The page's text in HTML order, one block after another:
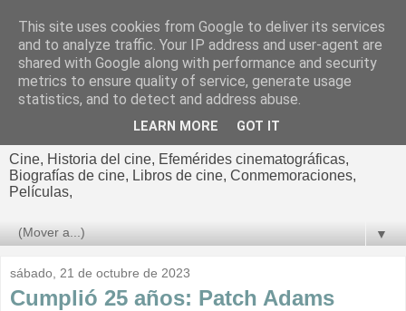
El cultural
cinematográfico de Jorge
Cine, Historia del cine, Efemérides cinematográficas,
Biografías de cine, Libros de cine, Conmemoraciones,
Películas,
▼
sábado, 21 de octubre de 2023
Cumplió 25 años: Patch Adams
This site uses cookies from Google to deliver its services
and to analyze traffic. Your IP address and user-agent are
shared with Google along with performance and security
metrics to ensure quality of service, generate usage
statistics, and to detect and address abuse.
LEARN MORE GOT IT